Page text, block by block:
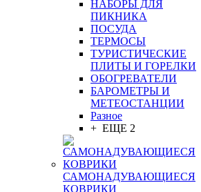
НАБОРЫ ДЛЯ
ПИКНИКА
ПОСУДА
ТЕРМОСЫ
ТУРИСТИЧЕСКИЕ
ПЛИТЫ И ГОРЕЛКИ
ОБОГРЕВАТЕЛИ
БАРОМЕТРЫ И
МЕТЕОСТАНЦИИ
Разное
+ ЕЩЕ 2
САМОНАДУВАЮЩИЕСЯ
КОВРИКИ